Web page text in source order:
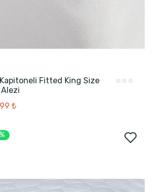
Fitted King Size
₺